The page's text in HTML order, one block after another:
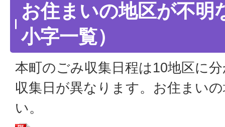
お住まいの地区が不明
小字一覧）
本町のごみ収集日程は10地区に
収集日が異なります。お住まい
い。